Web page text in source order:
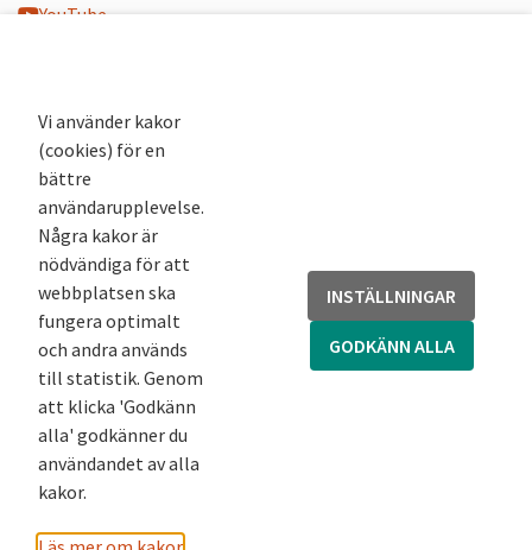
YouTube
Nyhetsbrev
Andra webbplatser
Arkivsök
Fornsök
Fornreg
Bebyggelseregistret
Runor
Kringla
Vi använder kakor
(cookies) för en
bättre
användarupplevelse.
Några kakor är
nödvändiga för att
webbplatsen ska
fungera optimalt
och andra används
till statistik. Genom
att klicka 'Godkänn
alla' godkänner du
användandet av alla
kakor.
INSTÄLLNINGAR
GODKÄNN ALLA